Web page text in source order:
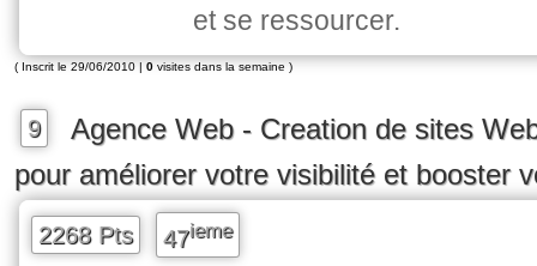
et se ressourcer.
( Inscrit le 29/06/2010 | 0 visites dans la semaine )
9
Agence Web - Creation de sites
pour améliorer votre visibilité et booster
2268 Pts 47ieme